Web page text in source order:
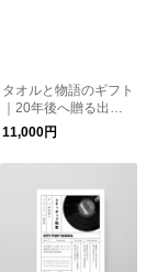
タオルと物語のギフト
｜20年後へ贈る出産
祝いセット（ラッピン
グ・ポストカード付）
【送料無料】
11,000円